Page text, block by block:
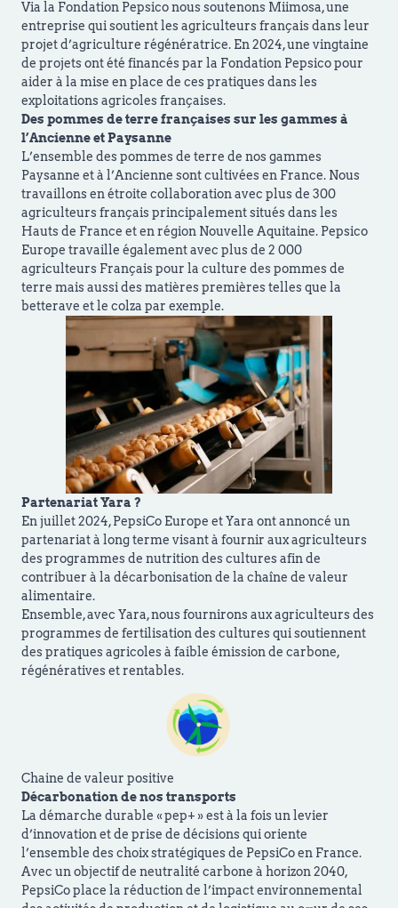
Via la Fondation Pepsico nous soutenons Miimosa, une
entreprise qui soutient les agriculteurs français dans leur
projet d’agriculture régénératrice. En 2024, une vingtaine
de projets ont été financés par la Fondation Pepsico pour
aider à la mise en place de ces pratiques dans les
exploitations agricoles françaises.
Des pommes de terre françaises sur les gammes à
l’Ancienne et Paysanne
L’ensemble des pommes de terre de nos gammes
Paysanne et à l’Ancienne sont cultivées en France. Nous
travaillons en étroite collaboration avec plus de 300
agriculteurs français principalement situés dans les
Hauts de France et en région Nouvelle Aquitaine. Pepsico
Europe travaille également avec plus de 2 000
agriculteurs Français pour la culture des pommes de
terre mais aussi des matières premières telles que la
betterave et le colza par exemple.
Partenariat Yara ?
En juillet 2024, PepsiCo Europe et Yara ont annoncé un
partenariat à long terme visant à fournir aux agriculteurs
des programmes de nutrition des cultures afin de
contribuer à la décarbonisation de la chaîne de valeur
alimentaire.
Ensemble, avec Yara, nous fournirons aux agriculteurs des
programmes de fertilisation des cultures qui soutiennent
des pratiques agricoles à faible émission de carbone,
régénératives et rentables.
Chaine de valeur positive
Décarbonation de nos transports
La démarche durable « pep+ » est à la fois un levier
d’innovation et de prise de décisions qui oriente
l’ensemble des choix stratégiques de PepsiCo en France.
Avec un objectif de neutralité carbone à horizon 2040,
PepsiCo place la réduction de l’impact environnemental